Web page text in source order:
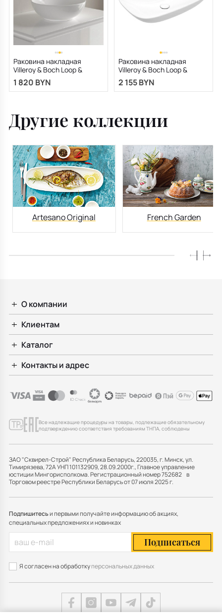
Раковина накладная
Villeroy & Boch Loop &
Friends 38х38, CeramicPlus,
4A4501R1, из TitanCeram
1 820 BYN
Раковина накладная
Villeroy & Boch Loop &
Friends 56х38, CeramicPlus,
4A4901R1, из TitanCeram
2 155 BYN
Другие коллекции
Artesano Original French Garden
О компании
Клиентам
Каталог
Контакты и адрес
Все надлежащие процедуры на товары, подлежащие обязательному
подтверждению соответствия требованиям ТНПА, соблюдены
ЗАО "Сквирел-Строй" Республика Беларусь, 220035, г. Минск, ул.
Тимирязева, 72А УНП 101132909, 28.09.2000г., Главное управление
юстиции Мингорисполкома. Регистрационный номер 752682 в
Торговом реестре Республики Беларусь от 07 июля 2025 г.
Подпишитесьи первыми получайте информацию об акциях,
специальных предложениях и новинках
Подписаться
Я согласен на обработкуперсональных данных